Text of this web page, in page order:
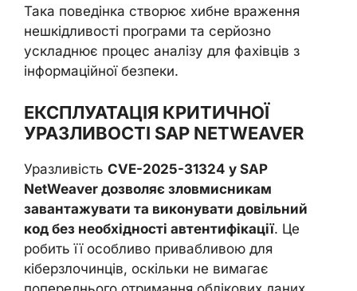
Така поведінка створює хибне враження
нешкідливості програми та серйозно
ускладнює процес аналізу для фахівців з
інформаційної безпеки.
ЕКСПЛУАТАЦІЯ КРИТИЧНОЇ
УРАЗЛИВОСТІ SAP NETWEAVER
Уразливість CVE-2025-31324 у SAP
NetWeaver дозволяє зловмисникам
завантажувати та виконувати довільний
код без необхідності автентифікації. Це
робить її особливо привабливою для
кіберзлочинців, оскільки не вимагає